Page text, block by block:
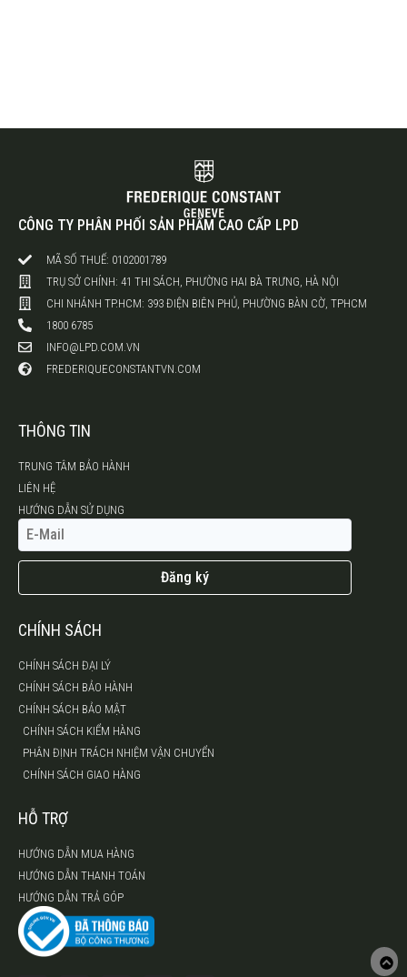
CÔNG TY PHÂN PHỐI SẢN PHẨM CAO CẤP LPD
MÃ SỐ THUẾ: 0102001789
TRỤ SỞ CHÍNH: 41 THI SÁCH, PHƯỜNG HAI BÀ TRƯNG, HÀ NỘI
CHI NHÁNH TP.HCM: 393 ĐIỆN BIÊN PHỦ, PHƯỜNG BÀN CỜ, TPHCM
1800 6785
INFO@LPD.COM.VN
FREDERIQUECONSTANTVN.COM
THÔNG TIN
TRUNG TÂM BẢO HÀNH
LIÊN HỆ
HƯỚNG DẪN SỬ DỤNG
Đăng ký
CHÍNH SÁCH
CHÍNH SÁCH ĐẠI LÝ
CHÍNH SÁCH BẢO HÀNH
CHÍNH SÁCH BẢO MẬT
CHÍNH SÁCH KIỂM HÀNG
PHÂN ĐỊNH TRÁCH NHIỆM VẬN CHUYỂN
CHÍNH SÁCH GIAO HÀNG
HỖ TRỢ
HƯỚNG DẪN MUA HÀNG
HƯỚNG DẪN THANH TOÁN
HƯỚNG DẪN TRẢ GÓP